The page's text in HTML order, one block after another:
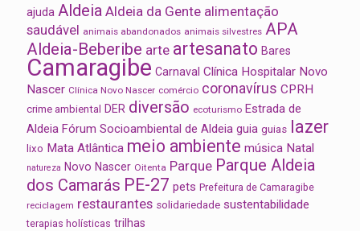
ajuda Aldeia Aldeia da Gente alimentação
saudável animais abandonados animais silvestres APA
Aldeia-Beberibe arte artesanato Bares
Camaragibe Carnaval Clínica Hospitalar Novo
Nascer Clínica Novo Nascer comércio coronavírus CPRH
crime ambiental DER diversão ecoturismo Estrada de
Aldeia Fórum Socioambiental de Aldeia guia guias lazer
lixo Mata Atlântica meio ambiente música Natal
natureza Novo Nascer Oitenta Parque Parque Aldeia
dos Camarás PE-27 pets Prefeitura de Camaragibe
reciclagem restaurantes solidariedade sustentabilidade
terapias holísticas trilhas